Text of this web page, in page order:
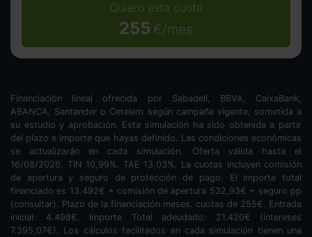
Quiero esta cuota
255 €/mes
Financiación lineal ofrecida por Sabadell, BBVA, CaixaBank,
ABANCA, Santander o Cetelem según campaña vigente, sometida a
su estudio y aprobación. Esta simulación ha sido obtenida a partir
del plazo e importe que hayas definido. Las condiciones económicas
se actualizarán en cada simulación. Oferta válida hasta el
16/08/2026. TIN 10,99%. TAE 13,03%. La cuotas incluyen comisión
de apertura y seguro de protección de pago. El importe total
financiado es 13.492€ + comisión de apertura 532,93€ + seguro pp
(consultar). Plazo de la financiación meses. cuotas de 255€. Entrada
inicial: 4.498€. Importe Total adeudado: 21.420€ (intereses
7.395,07€). Los cálculos facilitados en cada simulación tienen una